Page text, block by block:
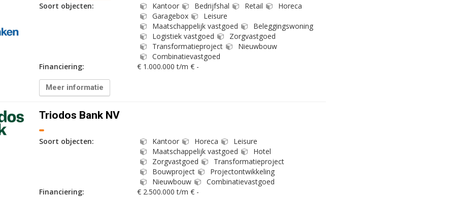
Soort objecten: Kantoor Bedrijfshal Retail
Horeca
Garagebox
Leisure
Maatschappelijk vastgoed
Beleggingswoning
Logistiek vastgoed
Zorgvastgoed
Transformatieproject
Nieuwbouw
Combinatievastgoed
Financiering:
€ 1.000.000 t/m € -
Meer informatie
Triodos Bank NV
Soort objecten: Kantoor Horeca
Leisure
Maatschappelijk vastgoed
Hotel
Zorgvastgoed
Transformatieproject
Bouwproject
Projectontwikkeling
Nieuwbouw
Combinatievastgoed
Financiering:
€ 2.500.000 t/m € -